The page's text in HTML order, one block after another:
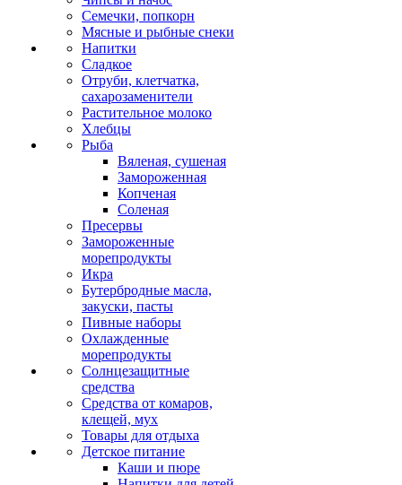
Семечки, попкорн
Мясные и рыбные снеки
Напитки
Сладкое
Отруби, клетчатка,
сахарозаменители
Растительное молоко
Хлебцы
Рыба
Вяленая, сушеная
Замороженная
Копченая
Соленая
Пресервы
Замороженные
морепродукты
Икра
Бутербродные масла,
закуски, пасты
Пивные наборы
Охлажденные
морепродукты
Солнцезащитные
средства
Средства от комаров,
клещей, мух
Товары для отдыха
Детское питание
Каши и пюре